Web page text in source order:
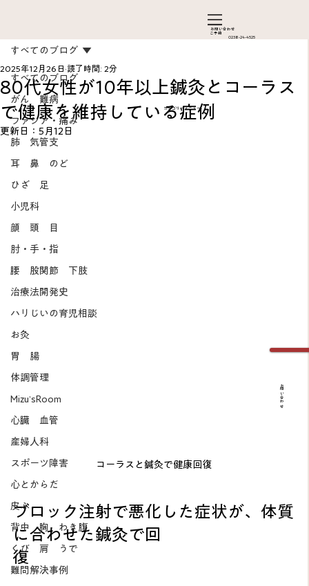
お問い合わ​せ
ご予約
0238-24-4525
すべてのブログ
がん 難病
ファシア・痛み
肺 気管支
耳 鼻 のど
ひざ 足
小児科
顔 頭 目
肘・手・指
腰 股関節 下肢
治療法開発史
ハリじいの育児相談
お灸
胃 腸
体調管理
Mizu’sRoom
心臓 血管
産婦人科
スポーツ障害
心とからだ
皮ふ
背中 胸 わき腹
くび 肩 うで
難問解決事例
すべてのブログ
80代女性が10年以上鍼灸とコーラス
で健康を維持している症例
2025年12月26日 読了時間: 2分
更新日： 5月12日
コーラスと鍼灸で健康回復
ブロック注射で悪化した症状が、体質
に合わせた鍼灸で回
復
カテゴリーメニュー
お問い合わせ